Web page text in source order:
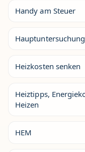
Handy am Steuer
Hauptuntersuchung
Heizkosten senken
Heiztipps,
Heizen
HEM